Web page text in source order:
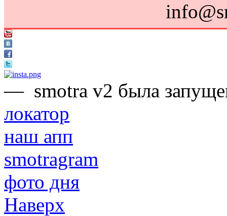
— smotra v2 была
локатор
наш апп
smotragram
фото дня
Наверх